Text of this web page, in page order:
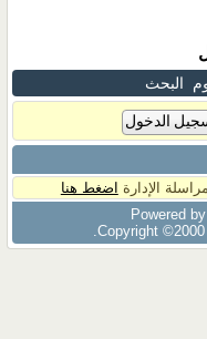
البحث
الإدارة اضغط هنا
Powered
Copyright